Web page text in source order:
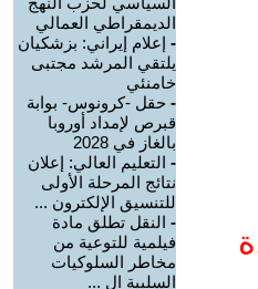
الديمقراطي العمالي
- إعلام إيراني: بزشكيان
يلتقي المرشد مجتبى
خامنئي
- حقل -كرونوس- بوابة
قبرص لإمداد أوروبا
بالغاز في 2028
- التعليم العالي: إعلان
نتائج المرحلة الأولى
للتنسيق الإلكترون ...
- النقل تطلق مادة
فيلمية للتوعية من
مخاطر السلوكيات
السلبية ال ...